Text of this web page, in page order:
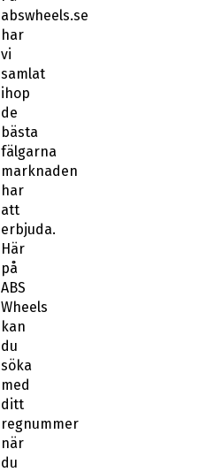
abswheels.se
har
vi
samlat
ihop
de
bästa
fälgarna
marknaden
har
att
erbjuda.
Här
på
ABS
Wheels
kan
du
söka
med
ditt
regnummer
när
du